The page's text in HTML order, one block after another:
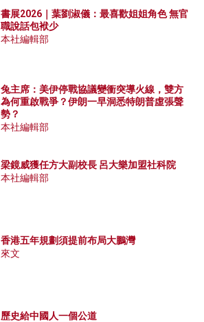
書展2026｜葉劉淑儀：最喜歡姐姐角色 無官
職說話包袱少
本社編輯部
兔主席：美伊停戰協議變衝突導火線，雙方
為何重啟戰爭？伊朗一早洞悉特朗普虛張聲
勢？
本社編輯部
梁鏡威獲任方大副校長 呂大樂加盟社科院
本社編輯部
香港五年規劃須提前布局大鵬灣
來文
歷史給中國人一個公道